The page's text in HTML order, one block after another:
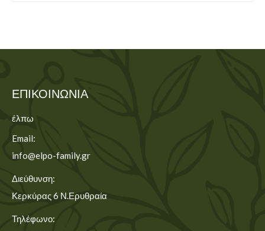
ΕΠΙΚΟΙΝΩΝΊΑ
έλπω
Email:
info@elpo-family.gr
Διεύθυνση:
Κερκύρας 6 Ν.Ερυθραία
Τηλέφωνο: